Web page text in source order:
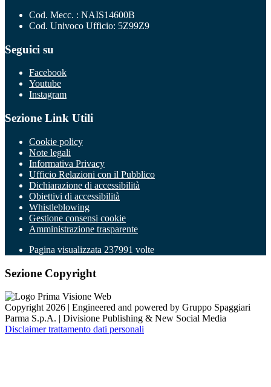
Cod. Mecc. : NAIS14600B
Cod. Univoco Ufficio: 5Z99Z9
Seguici su
Facebook
Youtube
Instagram
Sezione Link Utili
Cookie policy
Note legali
Informativa Privacy
Ufficio Relazioni con il Pubblico
Dichiarazione di accessibilità
Obiettivi di accessibilità
Whistleblowing
Gestione consensi cookie
Amministrazione trasparente
Pagina visualizzata 237991 volte
Sezione Copyright
Copyright 2026 | Engineered and powered by Gruppo Spaggiari
Parma S.p.A. | Divisione Publishing & New Social Media
Disclaimer trattamento dati personali